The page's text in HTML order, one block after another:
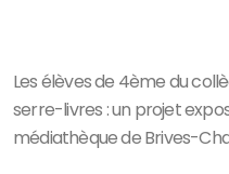
Les élèves de 4ème du
serre-livres : un projet
médiathèque de Brives-